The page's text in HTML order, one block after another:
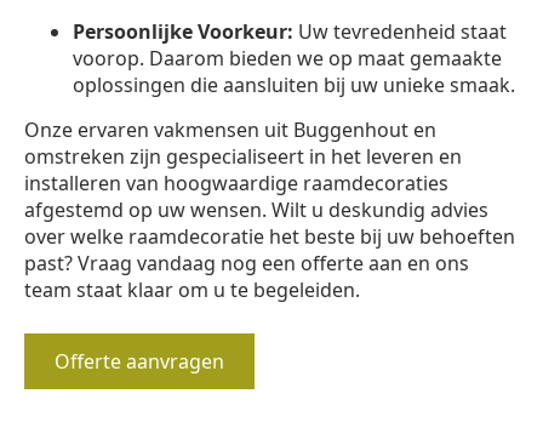
Persoonlijke Voorkeur: Uw tevredenheid staat
voorop. Daarom bieden we op maat gemaakte
oplossingen die aansluiten bij uw unieke smaak.
Onze ervaren vakmensen uit Buggenhout en
omstreken zijn gespecialiseert in het leveren en
installeren van hoogwaardige raamdecoraties
afgestemd op uw wensen. Wilt u deskundig advies
over welke raamdecoratie het beste bij uw behoeften
past? Vraag vandaag nog een offerte aan en ons
team staat klaar om u te begeleiden.
Offerte aanvragen